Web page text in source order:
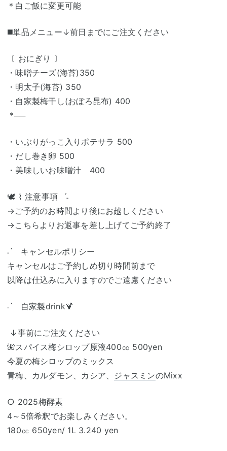
＊白ご飯に変更可能
◼️単品メニュー↓前日までにご注文ください
〔 おにぎり 〕
・味噌チーズ(海苔)350
・明太子(海苔) 350
・自家製梅干し(おぼろ昆布) 400
*──
・ いぶりがっこ 入りポテサラ 500
・だし巻き卵 500
・美味しいお味噌汁 400
🕊 ⌇ 注意事項 ˊ˗ ⁡
→ご予約のお時間より後にお越しください
→こちらよりお返事を差し上げてご予約終了
˗ˋ キャンセルポリシー
キャンセルはご予約しめ切り時間前まで
以降は仕込みに入りますのでご遠慮ください
˗ˋ 自家製drink🍹
↓事前にご注文ください
🌺スパイス梅シロップ原液400㏄ 500yen
今夏の梅シロップのミックス
青梅、カルダモン、カシア、 ジャスミンのMixx
○ 2025梅酵素
4～5倍希釈でお楽しみください。
180㏄ 650yen/ 1L 3.240 yen